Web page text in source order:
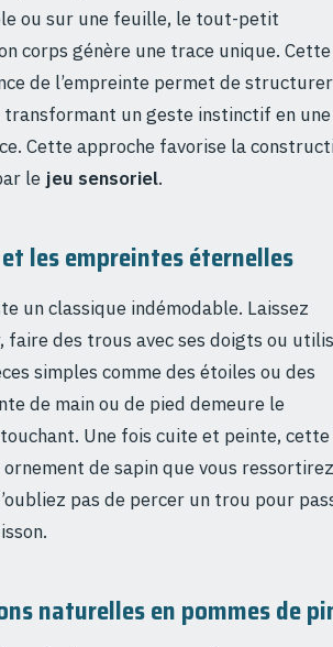
ou sur une feuille, le tout-petit
corps génère une trace unique. Cette
de l’empreinte permet de
transformant un geste instinctif en une
Cette approche favorise la
le jeu sensoriel.
les empreintes éternelles
un classique indémodable. Laissez
faire des trous avec ses doigts ou
simples comme des étoiles ou des
de main ou de pied demeure le
Une fois cuite et peinte, cette
de sapin que vous ressortirez
pas de percer un trou pour
naturelles en pommes de